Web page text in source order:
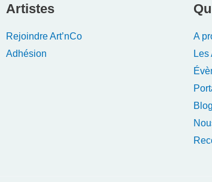
Artistes
Rejoindre Art’nCo
Adhésion
A
Les
Blog